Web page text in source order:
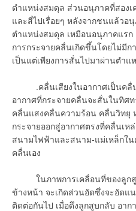
ตำแหน่งสมดุล ส่วนอนุภาคที่สอง
และสี่ไปเรื่อยๆ หลังจากชนแล้ว
ตำแหน่งสมดุล เหมือนอนุภาคแรก
การกระจายคลื่นเกิดขึ้นโดยไม่มี
เป็นแต่เพียงการสั่นไปมาผ่านตำ
.คลื่นเสียงในอากาศเป็นคลื่น
อากาศที่กระจายคลื่นจะสั่นในทิศ
คลื่นแสงคลื่นความร้อน คลื่นวิทยุ
กระจายออกสู่อากาศตรงที่คลื่นเห
สนามไฟฟ้าและสนาม-แม่เหล็กใ
คลื่นเอง
ในภาพการเคลื่อนที่ของลูกสูบ
ข้างหน้า จะเกิดส่วนอัดซึ่งจะอัดแ
ติดต่อกันไป เมื่อดึงลูกสูบกลับ อา